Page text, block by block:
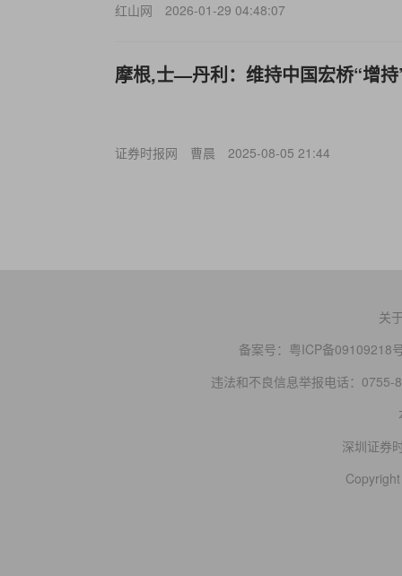
红山网 2026-01-29 04:48:07
摩根,士—丹利：维持中国宏桥“增
证券时报网 曹晨 2025-08-05 21:44
关
备案号： 粤ICP备09109218
违法和不良信息举报电话：0755-
深圳证券